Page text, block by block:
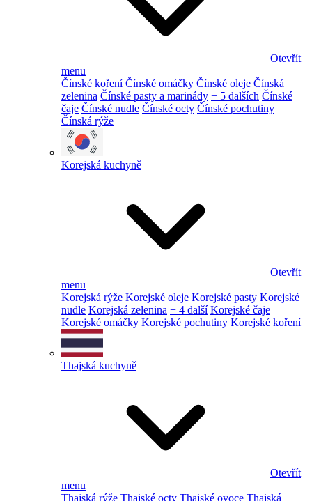
Otevřít
menu
Čínské koření Čínské omáčky Čínské oleje Čínská
zelenina Čínské pasty a marinády + 5 dalších Čínské
čaje Čínské nudle Čínské octy Čínské pochutiny
Čínská rýže
Korejská kuchyně
Otevřít
menu
Korejská rýže Korejské oleje Korejské pasty Korejské
nudle Korejská zelenina + 4 další Korejské čaje
Korejské omáčky Korejské pochutiny Korejské koření
Thajská kuchyně
Otevřít
menu
Thajská rýže Thajské octy Thajské ovoce Thajská